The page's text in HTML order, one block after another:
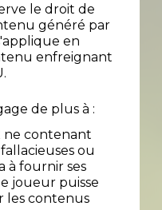
le droit de
généré par
en
enfreignant
de plus à :
ne contenant
ou
à fournir ses
joueur puisse
les contenus